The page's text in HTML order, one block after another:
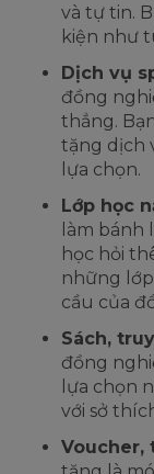
và tự tin.
kiện như
Dịch vụ
đồng
thẳng.
tặng dịch
lựa chọn.
Lớp học
làm
học hỏi
những
cầu của
Sách,
đồng
lựa chọn
với sở
Voucher,